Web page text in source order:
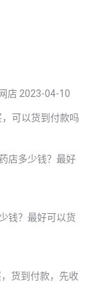
店 2023-04-10
可以货到付款吗
店多少钱？最好
钱？最好可以货
货到付款，先收